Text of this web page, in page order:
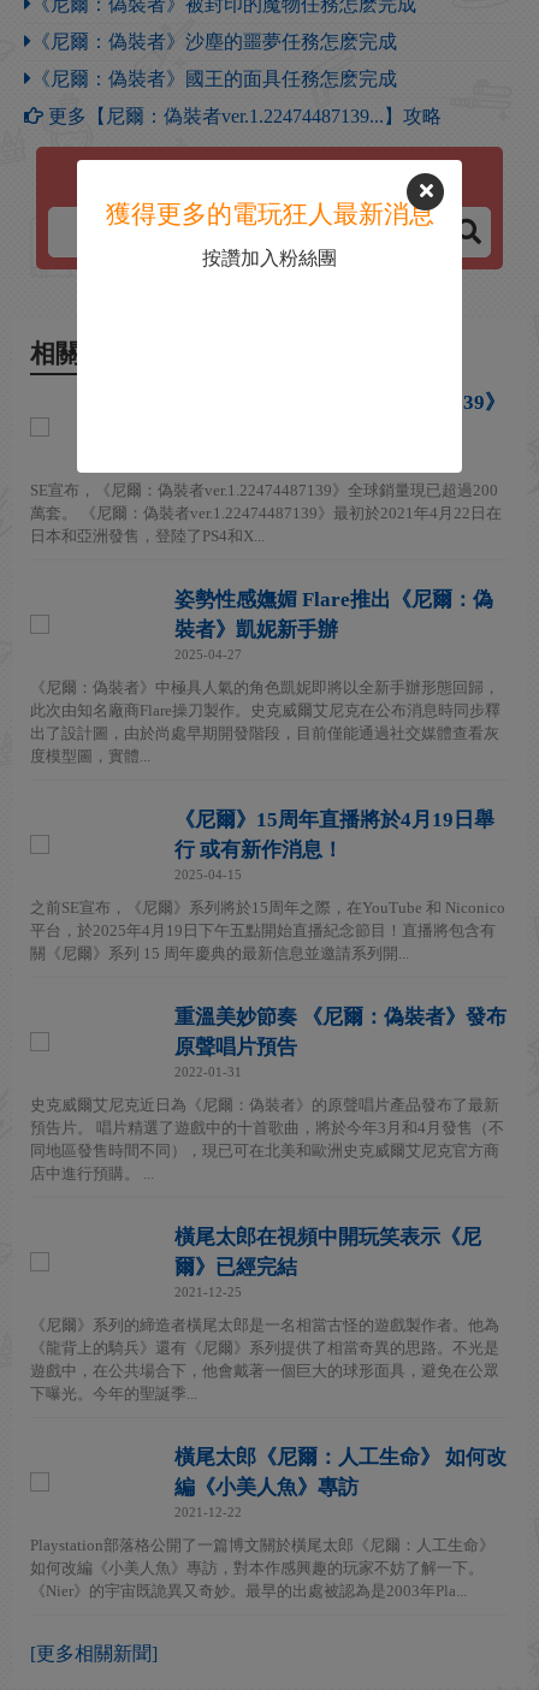
《尼爾：偽裝者》被封印的魔物任務怎麽完成
《尼爾：偽裝者》沙塵的噩夢任務怎麽完成
《尼爾：偽裝者》國王的面具任務怎麽完成
更多【尼爾：偽裝者ver.1.22474487139...】攻略
尼爾：偽裝者ver.1.22474487139...
相關新聞
《尼爾：偽裝者ver.1.22474487139》
SE宣布，《尼爾：偽裝者ver.1.22474487139》全球銷量現已超過200
萬套。 《尼爾：偽裝者ver.1.22474487139》最初於2021年4月22日在
日本和亞洲發售，登陸了PS4和X...
姿勢性感嫵媚 Flare推出《尼爾：偽
裝者》凱妮新手辦
2025-04-27
《尼爾：偽裝者》中極具人氣的角色凱妮即將以全新手辦形態回歸，
此次由知名廠商Flare操刀製作。史克威爾艾尼克在公布消息時同步釋
出了設計圖，由於尚處早期開發階段，目前僅能通過社交媒體查看灰
度模型圖，實體...
《尼爾》15周年直播將於4月19日舉
行 或有新作消息！
2025-04-15
之前SE宣布，《尼爾》系列將於15周年之際，在YouTube 和 Niconico
平台，於2025年4月19日下午五點開始直播紀念節目！直播將包含有
關《尼爾》系列 15 周年慶典的最新信息並邀請系列開...
重溫美妙節奏 《尼爾：偽裝者》發布
原聲唱片預告
2022-01-31
史克威爾艾尼克近日為《尼爾：偽裝者》的原聲唱片產品發布了最新
預告片。 唱片精選了遊戲中的十首歌曲，將於今年3月和4月發售（不
同地區發售時間不同），現已可在北美和歐洲史克威爾艾尼克官方商
店中進行預購。 ...
橫尾太郎在視頻中開玩笑表示《尼
爾》已經完結
2021-12-25
《尼爾》系列的締造者橫尾太郎是一名相當古怪的遊戲製作者。他為
《龍背上的騎兵》還有《尼爾》系列提供了相當奇異的思路。不光是
遊戲中，在公共場合下，他會戴著一個巨大的球形面具，避免在公眾
下曝光。今年的聖誕季...
橫尾太郎《尼爾：人工生命》 如何改
編《小美人魚》專訪
2021-12-22
Playstation部落格公開了一篇博文關於橫尾太郎《尼爾：人工生命》
如何改編《小美人魚》專訪，對本作感興趣的玩家不妨了解一下。
《Nier》的宇宙既詭異又奇妙。最早的出處被認為是2003年Pla...
[更多相關新聞]
獲得更多的電玩狂人最新消息
按讚加入粉絲團